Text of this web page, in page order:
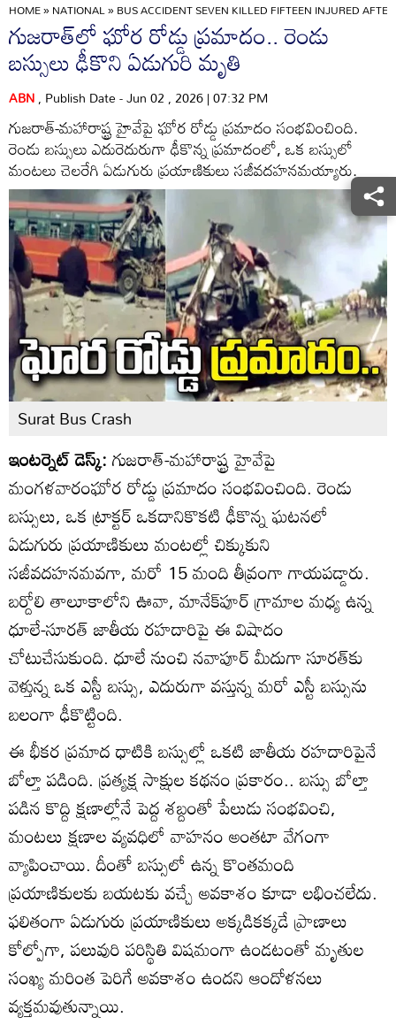
HOME»NATIONAL»BUS ACCIDENT SEVEN KILLED FIFTEEN INJURED
గుజరాత్‌లో ఘోర రోడ్డు ప్రమాదం.. రెండు
బస్సులు ఢీకొని ఏడుగురి మృతి
ABN, Publish Date - Jun 02 , 2026 | 07:32 PM
గుజరాత్-మహారాష్ట్ర హైవేపై ఘోర రోడ్డు ప్రమాదం సంభవించింది.
రెండు బస్సులు ఎదురెదురుగా ఢీకొన్న ప్రమాదంలో, ఒక బస్సులో
మంటలు చెలరేగి ఏడుగురు ప్రయాణికులు సజీవదహనమయ్యారు.
Surat Bus Crash
ఇంటర్నెట్ డెస్క్:గుజరాత్-మహారాష్ట్ర హైవేపై
మంగళవారంఘోర రోడ్డు ప్రమాదం సంభవించింది. రెండు
బస్సులు, ఒక ట్రాక్టర్ ఒకదానికొకటి ఢీకొన్న ఘటనలో
ఏడుగురు ప్రయాణికులు మంటల్లో చిక్కుకుని
సజీవదహనమవగా, మరో 15 మంది తీవ్రంగా గాయపడ్డారు.
బర్దోలి తాలూకాలోని ఊవా, మానేక్‌పూర్ గ్రామాల మధ్య ఉన్న
ధూలే-సూరత్ జాతీయ రహదారిపై ఈ విషాదం
చోటుచేసుకుంది. ధూలే నుంచి నవాపూర్ మీదుగా సూరత్‌కు
వెళ్తున్న ఒక ఎస్టీ బస్సు, ఎదురుగా వస్తున్న మరో ఎస్టీ బస్సును
బలంగా ఢీకొట్టింది.
ఈ భీకర ప్రమాద ధాటికి బస్సుల్లో ఒకటి జాతీయ రహదారిపైనే
బోల్తా పడింది. ప్రత్యక్ష సాక్షుల కథనం ప్రకారం.. బస్సు బోల్తా
పడిన కొద్ది క్షణాల్లోనే పెద్ద శబ్దంతో పేలుడు సంభవించి,
మంటలు క్షణాల వ్యవధిలో వాహనం అంతటా వేగంగా
వ్యాపించాయి. దీంతో బస్సులో ఉన్న కొంతమంది
ప్రయాణికులకు బయటకు వచ్చే అవకాశం కూడా లభించలేదు.
ఫలితంగా ఏడుగురు ప్రయాణికులు అక్కడికక్కడే ప్రాణాలు
కోల్పోగా, పలువురి పరిస్థితి విషమంగా ఉండటంతో మృతుల
సంఖ్య మరింత పెరిగే అవకాశం ఉందని ఆందోళనలు
వ్యక్తమవుతున్నాయి.